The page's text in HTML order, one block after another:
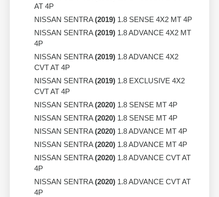
AT 4P
NISSAN SENTRA(2019) 1.8 SENSE 4X2 MT 4P
NISSAN SENTRA(2019) 1.8 ADVANCE 4X2 MT
4P
NISSAN SENTRA(2019) 1.8 ADVANCE 4X2
CVT AT 4P
NISSAN SENTRA(2019) 1.8 EXCLUSIVE 4X2
CVT AT 4P
NISSAN SENTRA(2020) 1.8 SENSE MT 4P
NISSAN SENTRA(2020) 1.8 SENSE MT 4P
NISSAN SENTRA(2020) 1.8 ADVANCE MT 4P
NISSAN SENTRA(2020) 1.8 ADVANCE MT 4P
NISSAN SENTRA(2020) 1.8 ADVANCE CVT AT
4P
NISSAN SENTRA(2020) 1.8 ADVANCE CVT AT
4P